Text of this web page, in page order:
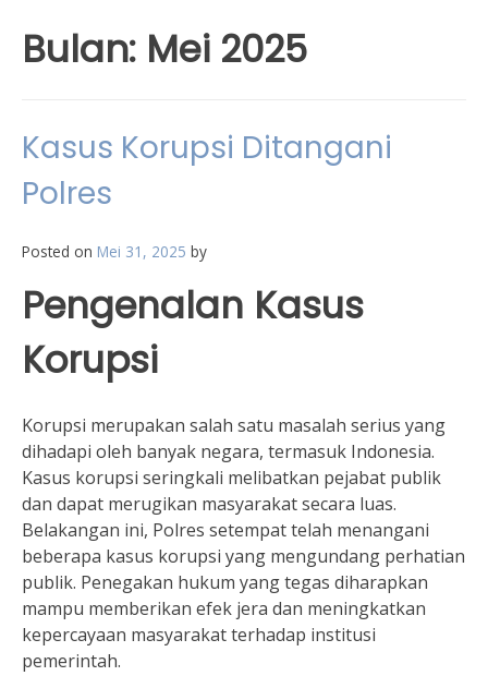
Bulan: Mei 2025
Kasus Korupsi Ditangani
Polres
Posted on Mei 31, 2025 by
Pengenalan Kasus
Korupsi
Korupsi merupakan salah satu masalah serius yang
dihadapi oleh banyak negara, termasuk Indonesia.
Kasus korupsi seringkali melibatkan pejabat publik
dan dapat merugikan masyarakat secara luas.
Belakangan ini, Polres setempat telah menangani
beberapa kasus korupsi yang mengundang perhatian
publik. Penegakan hukum yang tegas diharapkan
mampu memberikan efek jera dan meningkatkan
kepercayaan masyarakat terhadap institusi
pemerintah.